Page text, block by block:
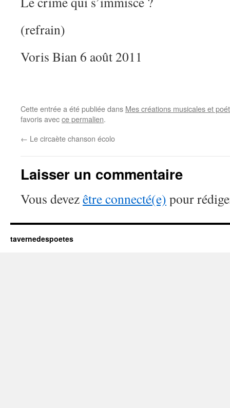
(refrain)
Voris Bian 6 août 2011
Cette entrée a été publiée dans Mes créations musicales et
favoris avecce permalien.
← Le circaète chanson écolo
Laisser un commentaire
Vous devezêtre connecté(e) pour
tavernedespoetes